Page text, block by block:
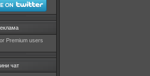
Premium users
чат